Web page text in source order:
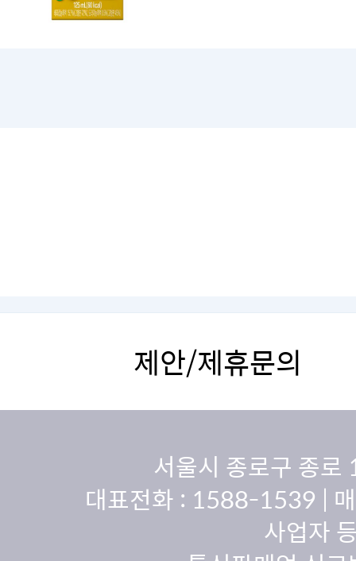
제안/제휴문의
서울시 종로구 종
대표전화 : 1588-1539 |
사업자